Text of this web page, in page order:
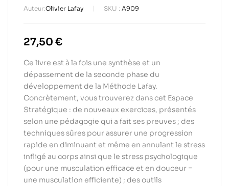
Auteur:Olivier Lafay SKU : A909
27,50 €
Ce livre est à la fois une synthèse et un
dépassement de la seconde phase du
développement de la Méthode Lafay.
Concrètement, vous trouverez dans cet Espace
Stratégique : de nouveaux exercices, présentés
selon une pédagogie qui a fait ses preuves ; des
techniques sûres pour assurer une progression
rapide en diminuant et même en annulant le stress
infligé au corps ainsi que le stress psychologique
(pour une musculation efficace et en douceur =
une musculation efficiente) ; des outils